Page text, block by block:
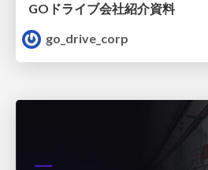
GOドライブ会社紹介資料
go_drive_corp